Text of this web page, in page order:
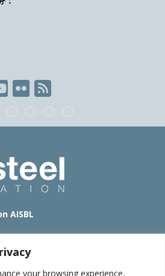
your browsing experience,
AISBL